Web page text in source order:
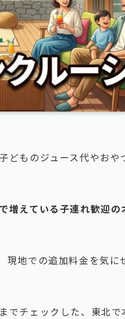
ものジュース代やおや
増えている子連れ歓迎
地での追加料金を気に
でチェックした、東北